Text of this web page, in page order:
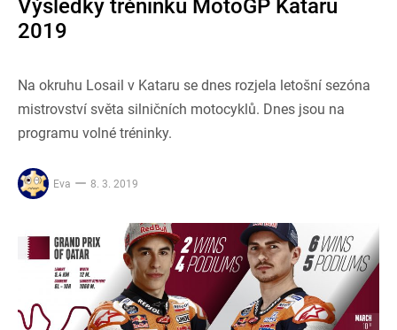
Výsledky tréninků MotoGP Kataru
2019
Na okruhu Losail v Kataru se dnes rozjela letošní sezóna
mistrovství světa silničních motocyklů. Dnes jsou na
programu volné tréninky.
Eva 8. 3. 2019